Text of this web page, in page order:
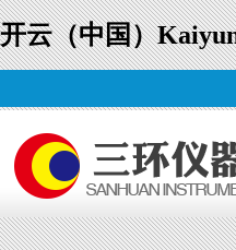
开云（中国）